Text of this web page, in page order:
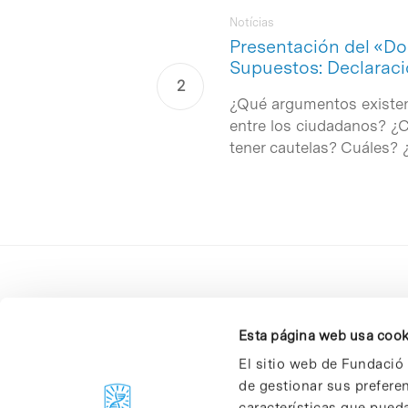
Esta página web usa
El sitio web de
de gestionar sus
Presentación del
Supuestos:
Notícias
¿Qué argumentos
entre los ciudadanos?
tener cautelas? Cuáles?
C/Baldiri Reixac, 4-12 i 15